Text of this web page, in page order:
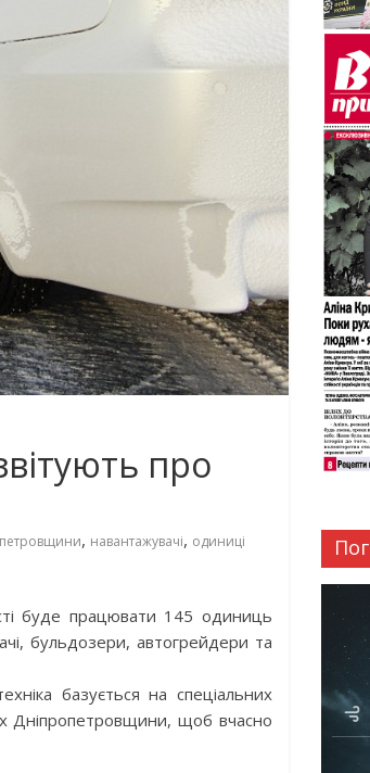
про
, навантажувачі, одиниці
буде працювати 145 одиниць
бульдозери, автогрейдери та
базується на спеціальних
Дніпропетровщини, щоб вчасно